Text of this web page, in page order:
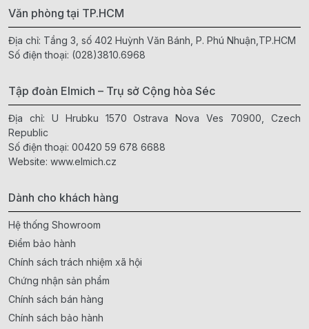
Văn phòng tại TP.HCM
Địa chỉ: Tầng 3, số 402 Huỳnh Văn Bánh, P. Phú Nhuận,TP.HCM
Số điện thoại: (028)3810.6968
Tập đoàn Elmich – Trụ sở Cộng hòa Séc
Địa chỉ: U Hrubku 1570 Ostrava Nova Ves 70900, Czech
Republic
Số điện thoại: 00420 59 678 6688
Website: www.elmich.cz
Dành cho khách hàng
Hệ thống Showroom
Điểm bảo hành
Chính sách trách nhiệm xã hội
Chứng nhận sản phẩm
Chính sách bán hàng
Chính sách bảo hành